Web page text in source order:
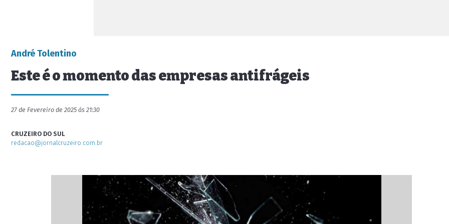
André Tolentino
Este é o momento das empresas antifrágeis
27 de Fevereiro de 2025 às 21:30
CRUZEIRO DO SUL
redacao@jornalcruzeiro.com.br